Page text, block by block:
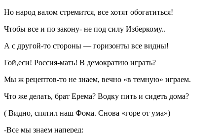
Но народ валом стремится, все хотят обогатиться!
Чтобы все и по закону- не под силу Изберкому..
А с другой-то стороны — горизонты все видны!
Гой,еси! Россия-мать! В демократию играть?
Мы ж рецептов-то не знаем, вечно «в темную» играем.
Что же делать, брат Ерема? Водку пить и сидеть дома?
( Видно, спятил наш Фома. Снова «горе от ума»)
-Все мы знаем наперед: